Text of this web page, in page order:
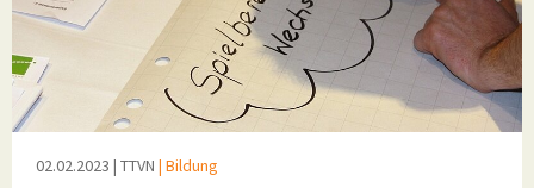
02.02.2023 | TTVN | Bildung